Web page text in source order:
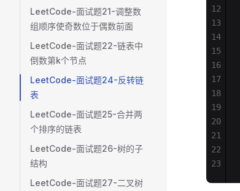
LeetCode-面试题21-调整数
组顺序使奇数位于偶数前面
LeetCode-面试题22-链表中
倒数第k个节点
LeetCode-面试题24-反转链
表
LeetCode-面试题25-合并两
个排序的链表
LeetCode-面试题26-树的子
结构
LeetCode-面试题27-二叉树
12
13
14
15
16
17
18
19
20
21
22
23